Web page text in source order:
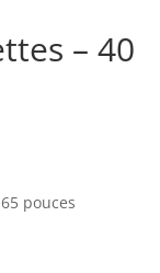
– 40
pouces